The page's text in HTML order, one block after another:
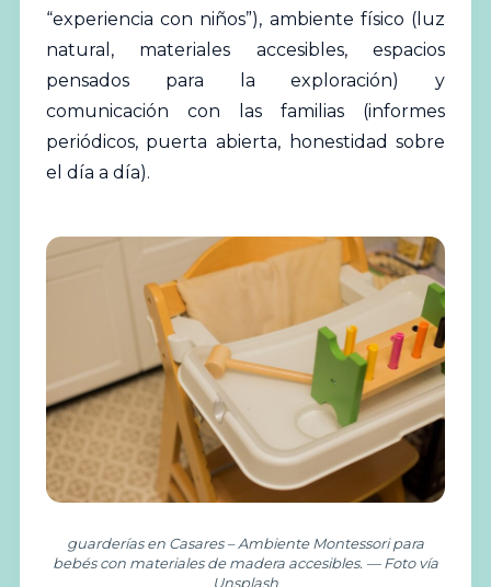
“experiencia con niños”), ambiente físico (luz
natural, materiales accesibles, espacios
pensados para la exploración) y
comunicación con las familias (informes
periódicos, puerta abierta, honestidad sobre
el día a día).
guarderías en Casares – Ambiente Montessori para
bebés con materiales de madera accesibles. — Foto vía
Unsplash